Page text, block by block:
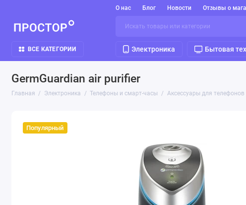
О нас Блог Новости Отзывы о
ВСЕ КАТЕГОРИИ Электроника Бытовая
GermGuardian air purifier
Главная Электроника Телефоны и смарт-часы Аксессуары для телефонов
Популярный